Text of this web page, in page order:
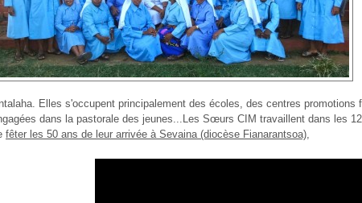
Elles s'occupent principalement des écoles, des centres promotions
dans la pastorale des jeunes...Les Sœurs CIM travaillent dans les
fêter les 50 ans de leur arrivée à Sevaina (diocèse Fianarantsoa),